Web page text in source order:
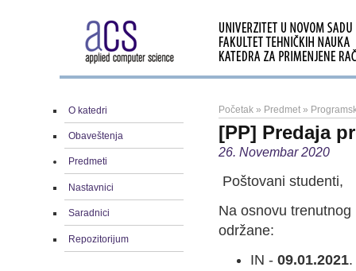
O katedri
Obaveštenja
Predmeti
Nastavnici
Saradnici
Repozitorijum
Početak » Predmet »
[PP] Predaja
26. Novembar 2020
Poštovani studenti,
Na osnovu
održane:
IN - 09.01.2021